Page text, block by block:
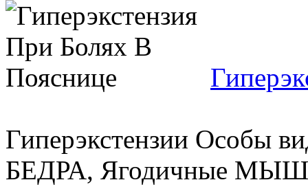
Гиперэкстензии Особы
БЕДРА, Ягодичные